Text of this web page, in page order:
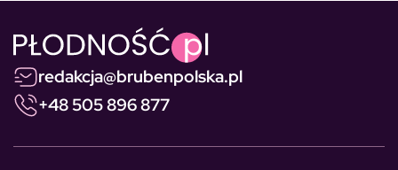
redakcja@brubenpolska.pl
+48 505 896 877